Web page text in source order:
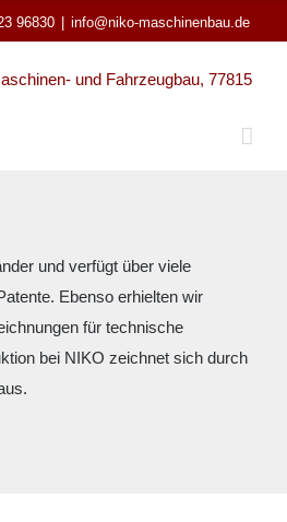
96830 info@niko-maschinenbau.de
und verfügt über viele
Ebenso erhielten wir
für technische
bei NIKO zeichnet sich durch